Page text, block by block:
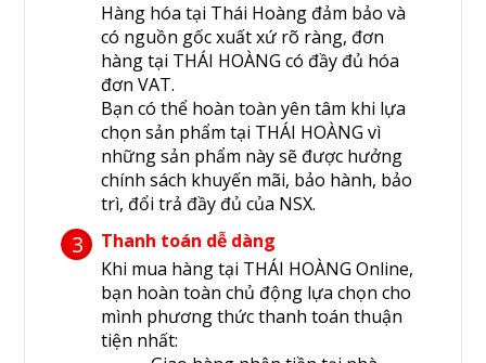
Hàng hóa tại Thái Hoàng đảm bảo và
có nguồn gốc xuất xứ rõ ràng, đơn
hàng tại THÁI HOÀNG có đầy đủ hóa
đơn VAT.
Bạn có thể hoàn toàn yên tâm khi lựa
chọn sản phẩm tại THÁI HOÀNG vì
những sản phẩm này sẽ được hưởng
chính sách khuyến mãi, bảo hành, bảo
trì, đổi trả đầy đủ của NSX.
3
Thanh toán dễ dàng
Khi mua hàng tại THÁI HOÀNG Online,
bạn hoàn toàn chủ động lựa chọn cho
mình phương thức thanh toán thuận
tiện nhất: